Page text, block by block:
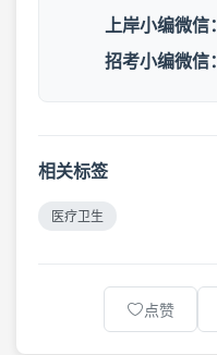
上岸小编微信：
招考小编微信：
相关标签
医疗卫生
点赞